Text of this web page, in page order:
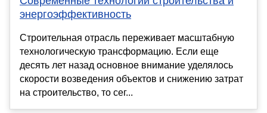
энергоэффективность
Строительная отрасль переживает масштабную
технологическую трансформацию. Если еще
десять лет назад основное внимание уделялось
скорости возведения объектов и снижению затрат
на строительство, то сег...